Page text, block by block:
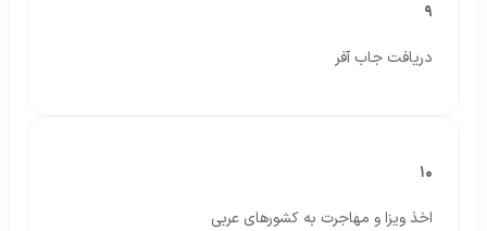
۹
دریافت جاب آفر
۱۰
اخذ ویزا و مهاجرت به کشورهای عربی